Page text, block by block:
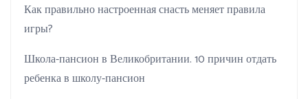
Как правильно настроенная снасть меняет правила
игры?
Школа-пансион в Великобритании. 10 причин отдать
ребенка в школу-пансион